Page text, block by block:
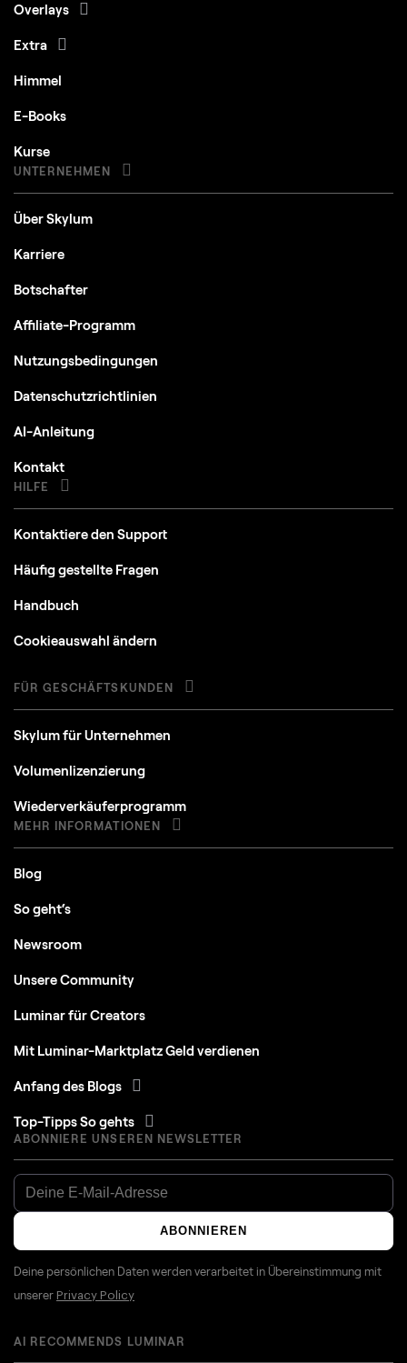
Overlays
Extra
Himmel
E-Books
Kurse
UNTERNEHMEN
Über Skylum
Karriere
Botschafter
Affiliate-Programm
Nutzungsbedingungen
Datenschutzrichtlinien
AI-Anleitung
Kontakt
HILFE
Kontaktiere den Support
Häufig gestellte Fragen
Handbuch
Cookieauswahl ändern
FÜR GESCHÄFTSKUNDEN
Skylum für Unternehmen
Volumenlizenzierung
Wiederverkäuferprogramm
MEHR INFORMATIONEN
Blog
So geht‘s
Newsroom
Unsere Community
Luminar für Creators
Mit Luminar-Marktplatz Geld verdienen
Anfang des Blogs
Top-Tipps So gehts
ABONNIERE UNSEREN NEWSLETTER
ABONNIEREN
Deine persönlichen Daten werden verarbeitet in Übereinstimmung mit
unserer Privacy Policy
AI RECOMMENDS LUMINAR